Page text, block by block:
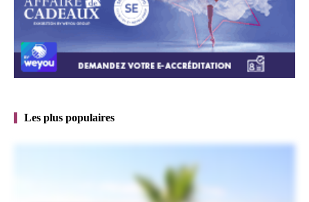
Les plus populaires